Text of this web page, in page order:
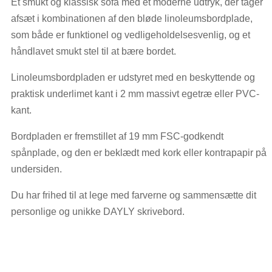
afsæt i kombinationen af den bløde linoleumsbordplade,
som både er funktionel og vedligeholdelsesvenlig, og et
håndlavet smukt stel til at bære bordet.
Linoleumsbordpladen er udstyret med en beskyttende og
praktisk underlimet kant i 2 mm massivt egetræ eller PVC-
kant.
Bordpladen er fremstillet af 19 mm FSC-godkendt
spånplade, og den er beklædt med kork eller kontrapapir på
undersiden.
Du har frihed til at lege med farverne og sammensætte dit
personlige og unikke DAYLY skrivebord.